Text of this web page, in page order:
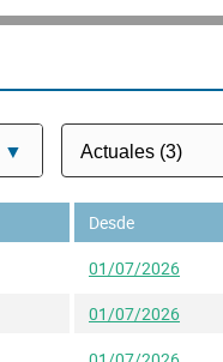
Desde
01/07/2026
01/07/2026